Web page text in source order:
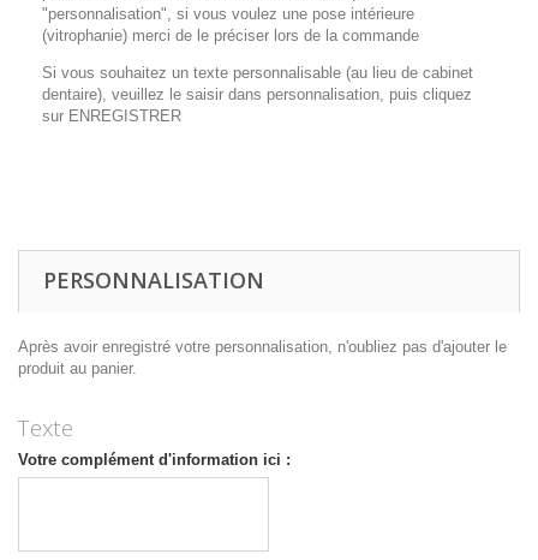
"personnalisation", si vous voulez une pose intérieure
(vitrophanie) merci de le préciser lors de la commande
Si vous souhaitez un texte personnalisable (au lieu de cabinet
dentaire), veuillez le saisir dans personnalisation, puis cliquez
sur ENREGISTRER
PERSONNALISATION
Après avoir enregistré votre personnalisation, n'oubliez pas d'ajouter le
produit au panier.
Texte
Votre complément d'information ici :